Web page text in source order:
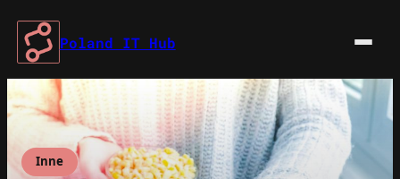
Przejdź
treści
Poland IT Hub
Inne